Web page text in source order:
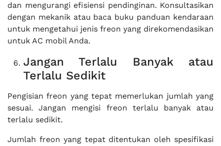
dan mengurangi efisiensi pendinginan. Konsultasikan
dengan mekanik atau baca buku panduan kendaraan
untuk mengetahui jenis freon yang direkomendasikan
untuk AC mobil Anda.
Jangan Terlalu Banyak atau
Terlalu Sedikit
Pengisian freon yang tepat memerlukan jumlah yang
sesuai. Jangan mengisi freon terlalu banyak atau
terlalu sedikit.
Jumlah freon yang tepat ditentukan oleh spesifikasi